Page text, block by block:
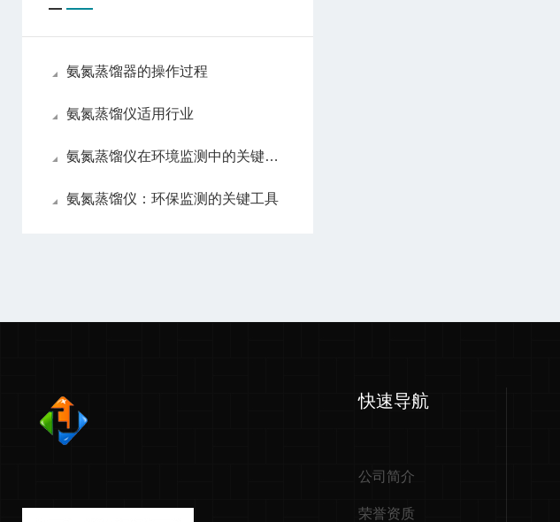
氨氮蒸馏器的操作过程
氨氮蒸馏仪适用行业
氨氮蒸馏仪在环境监测中的关键作用
氨氮蒸馏仪：环保监测的关键工具
快速导航
公司简介
荣誉资质